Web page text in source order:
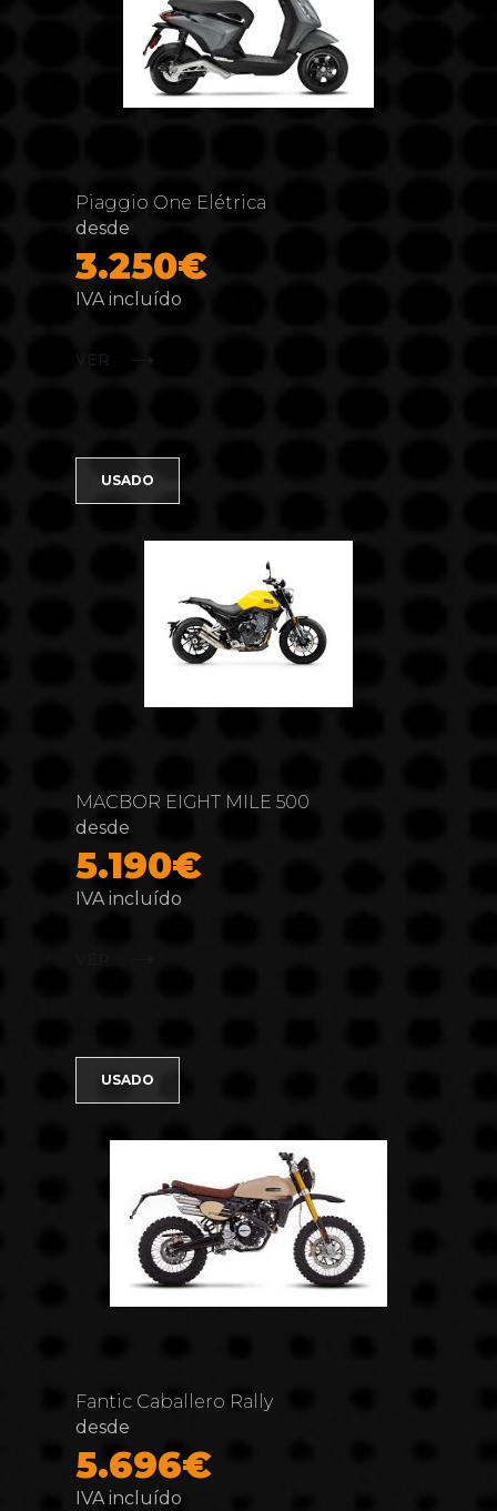
Piaggio One Elétrica
desde
3.250€
IVA incluído
VER
USADO
MACBOR EIGHT MILE 500
desde
5.190€
IVA incluído
USADO
Fantic Caballero Rally
desde
5.696€
IVA incluído